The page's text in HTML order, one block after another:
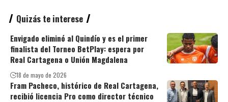
Quizás te interese
Envigado eliminó al Quindío y es el primer
finalista del Torneo BetPlay: espera por
Real Cartagena o Unión Magdalena
18 de mayo de 2026
Fram Pacheco, histórico de Real Cartagena,
recibió licencia Pro como director técnico